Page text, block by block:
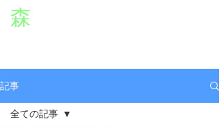
森
記事
全ての記事